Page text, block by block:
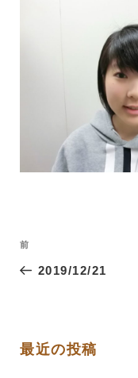
投
ナ
ー
過
去
前
2019/12/21
最近の投稿